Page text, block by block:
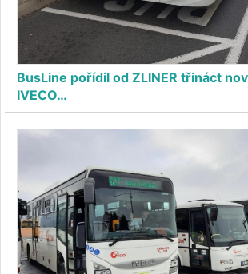
BusLine pořídil od ZLINER třináct
IVECO…